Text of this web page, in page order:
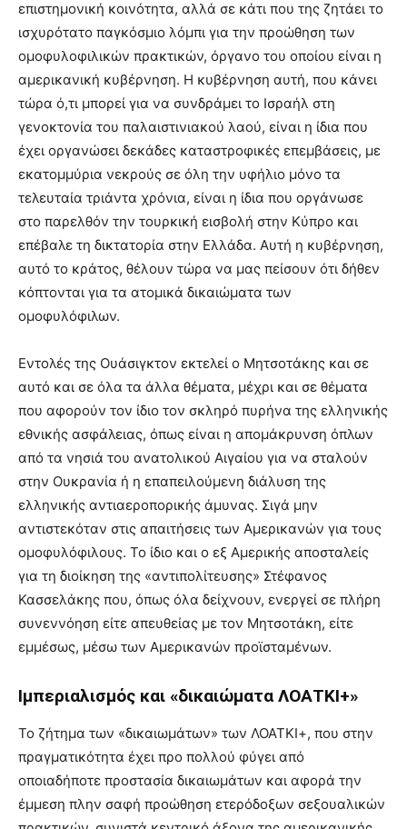
επιστημονική κοινότητα, αλλά σε κάτι που της ζητάει το
ισχυρότατο παγκόσμιο λόμπι για την προώθηση των
ομοφυλοφιλικών πρακτικών, όργανο του οποίου είναι η
αμερικανική κυβέρνηση. Η κυβέρνηση αυτή, που κάνει
τώρα ό,τι μπορεί για να συνδράμει το Ισραήλ στη
γενοκτονία του παλαιστινιακού λαού, είναι η ίδια που
έχει οργανώσει δεκάδες καταστροφικές επεμβάσεις, με
εκατομμύρια νεκρούς σε όλη την υφήλιο μόνο τα
τελευταία τριάντα χρόνια, είναι η ίδια που οργάνωσε
στο παρελθόν την τουρκική εισβολή στην Κύπρο και
επέβαλε τη δικτατορία στην Ελλάδα. Αυτή η κυβέρνηση,
αυτό το κράτος, θέλουν τώρα να μας πείσουν ότι δήθεν
κόπτονται για τα ατομικά δικαιώματα των
ομοφυλόφιλων.
Εντολές της Ουάσιγκτον εκτελεί ο Μητσοτάκης και σε
αυτό και σε όλα τα άλλα θέματα, μέχρι και σε θέματα
που αφορούν τον ίδιο τον σκληρό πυρήνα της ελληνικής
εθνικής ασφάλειας, όπως είναι η απομάκρυνση όπλων
από τα νησιά του ανατολικού Αιγαίου για να σταλούν
στην Ουκρανία ή η επαπειλούμενη διάλυση της
ελληνικής αντιαεροπορικής άμυνας. Σιγά μην
αντιστεκόταν στις απαιτήσεις των Αμερικανών για τους
ομοφυλόφιλους. Το ίδιο και ο εξ Αμερικής αποσταλείς
για τη διοίκηση της «αντιπολίτευσης» Στέφανος
Κασσελάκης που, όπως όλα δείχνουν, ενεργεί σε πλήρη
συνεννόηση είτε απευθείας με τον Μητσοτάκη, είτε
εμμέσως, μέσω των Αμερικανών προϊσταμένων.
Ιμπεριαλισμός και «δικαιώματα ΛΟΑΤΚΙ+»
Το ζήτημα των «δικαιωμάτων» των ΛΟΑΤΚΙ+, που στην
πραγματικότητα έχει προ πολλού φύγει από
οποιαδήποτε προστασία δικαιωμάτων και αφορά την
έμμεση πλην σαφή προώθηση ετερόδοξων σεξουαλικών